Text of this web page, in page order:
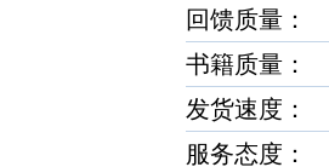
回馈质量
书籍质量
发货速度
服务态度